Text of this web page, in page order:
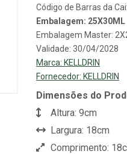
Código de Barras da
Embalagem: 25X30ML
Embalagem Master:
Validade: 30/04/2028
Marca: KELLDRIN
Fornecedor: KELLDRIN
Dimensões do
Altura: 9cm
Largura: 18cm
Comprimento: